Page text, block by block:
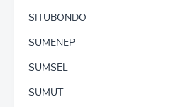
SITUBONDO
SUMENEP
SUMSEL
SUMUT